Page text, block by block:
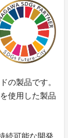
の製品です。
使用した製品
続可能な開発